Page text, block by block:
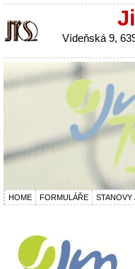
Vídeňská 9,
HOME FORMULÁŘE STANOVY